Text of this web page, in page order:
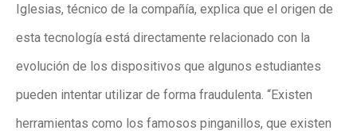
Iglesias, técnico de la compañía, explica que el origen de
esta tecnología está directamente relacionado con la
evolución de los dispositivos que algunos estudiantes
pueden intentar utilizar de forma fraudulenta. “Existen
herramientas como los famosos pinganillos, que existen